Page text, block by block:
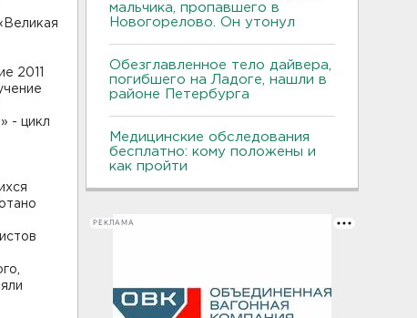
2011
- цикл
мальчика, пропавшего в
Новогорелово. Он утонул
Обезглавленное тело дайвера,
погибшего на Ладоге, нашли в
районе Петербурга
Медицинские обследования
бесплатно: кому положены и
как пройти
РЕКЛАМА